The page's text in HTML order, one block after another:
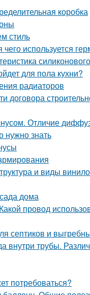
коробка
стиль
используется
для пола кухни?
радиаторов
договора
Отличие
нужно знать
и виды
дома
провод
септиков и
трубы.
потребоваться?